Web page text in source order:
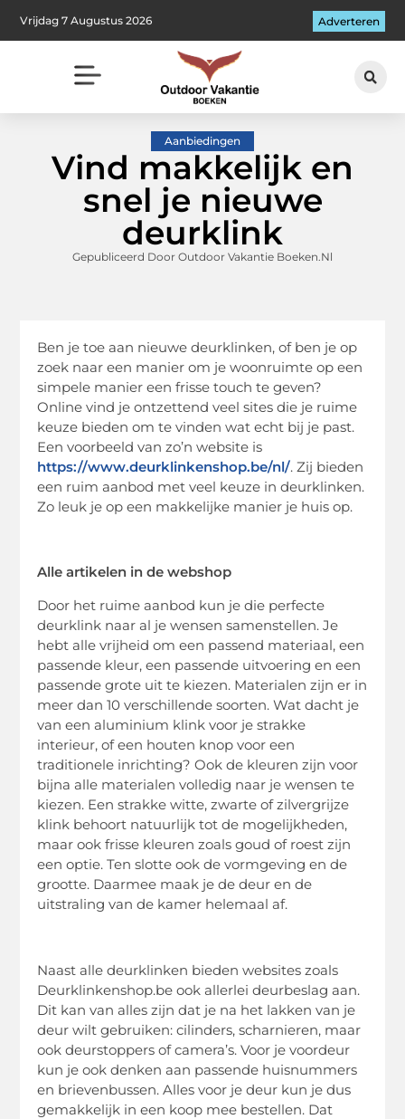
Vrijdag 7 Augustus 2026 Adverteren
Aanbiedingen
Vind makkelijk en
snel je nieuwe
deurklink
Gepubliceerd Door Outdoor Vakantie Boeken.nl
Ben je toe aan nieuwe deurklinken, of ben je op
zoek naar een manier om je woonruimte op een
simpele manier een frisse touch te geven?
Online vind je ontzettend veel sites die je ruime
keuze bieden om te vinden wat echt bij je past.
Een voorbeeld van zo’n website is
https://www.deurklinkenshop.be/nl/. Zij bieden
een ruim aanbod met veel keuze in deurklinken.
Zo leuk je op een makkelijke manier je huis op.
Alle artikelen in de webshop
Door het ruime aanbod kun je die perfecte
deurklink naar al je wensen samenstellen. Je
hebt alle vrijheid om een passend materiaal, een
passende kleur, een passende uitvoering en een
passende grote uit te kiezen. Materialen zijn er in
meer dan 10 verschillende soorten. Wat dacht je
van een aluminium klink voor je strakke
interieur, of een houten knop voor een
traditionele inrichting? Ook de kleuren zijn voor
bijna alle materialen volledig naar je wensen te
kiezen. Een strakke witte, zwarte of zilvergrijze
klink behoort natuurlijk tot de mogelijkheden,
maar ook frisse kleuren zoals goud of roest zijn
een optie. Ten slotte ook de vormgeving en de
grootte. Daarmee maak je de deur en de
uitstraling van de kamer helemaal af.
Naast alle deurklinken bieden websites zoals
Deurklinkenshop.be ook allerlei deurbeslag aan.
Dit kan van alles zijn dat je na het lakken van je
deur wilt gebruiken: cilinders, scharnieren, maar
ook deurstoppers of camera’s. Voor je voordeur
kun je ook denken aan passende huisnummers
en brievenbussen. Alles voor je deur kun je dus
gemakkelijk in een koop mee bestellen. Dat